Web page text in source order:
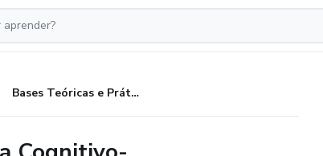
Bases Teóricas e Práticas da Terapia Cognitivo-Comportamental